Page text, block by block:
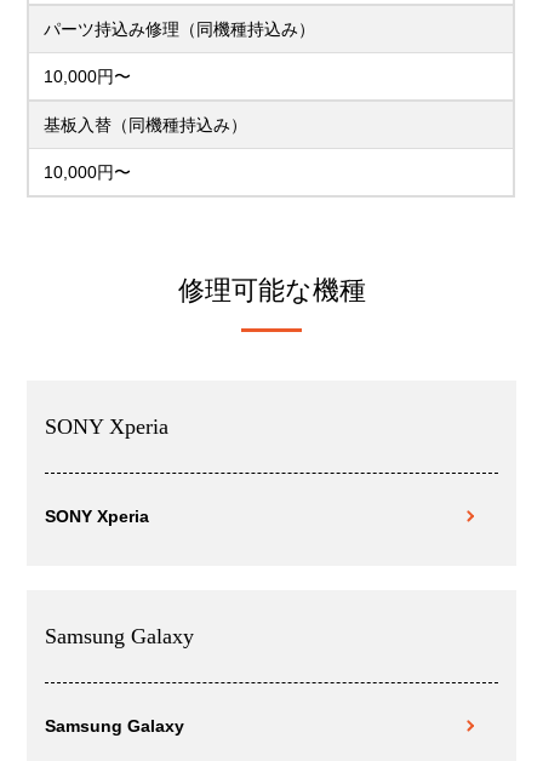
パーツ持込み修理（同機種持込み）
10,000円〜
基板入替（同機種持込み）
10,000円〜
修理可能な機種
SONY Xperia
SONY Xperia
Samsung Galaxy
Samsung Galaxy